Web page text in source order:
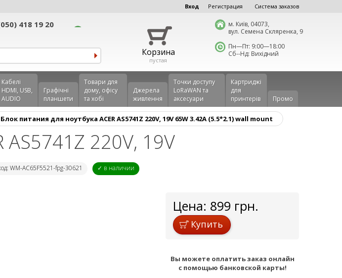
Вход Регистрация Система заказов
418 19 20
Корзина
пустая
м. Київ, 04073,
вул. Семена Скляренка, 9
Пн—Пт: 9:00—18:00
Сб--Нд: Вихідний
Кабелі
HDMI, USB,
AUDIO
Графічні
планшети
Товари для
дому, офісу
та хобі
Джерела
живлення
Точки доступу
LoRaWAN та
аксесуари
Картриджі
для
принтерів
Промо
Блок питания для ноутбука ACER AS5741Z 220V, 19V 65W 3.42A (5.5*2.1) wall mount
AS5741Z 220V, 19V
WM-AC65F5521-fpg-30621 ✓ в наличии
Цена: 899 грн.
Купить
Вы можете оплатить заказ онлайн
с помощью банковской карты!